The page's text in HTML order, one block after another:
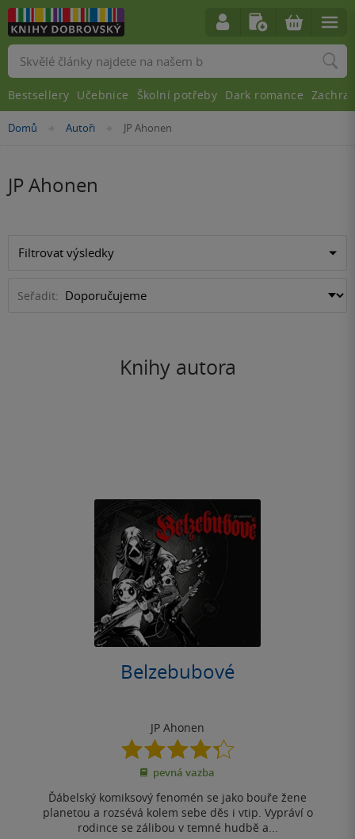
Nacházíte
Domů »Autoři »JP Ahonen
JP Ahonen
Filtrovat výsledky
Seřadit:
Knihy autora
Belzebubové
JP Ahonen
4.3
z
5
pevná vazba
Ďábelský komiksový fenomén se jako bouře žene
planetou a rozsévá kolem sebe děs i vtip. Vypráví o
rodince se zálibou v temné hudbě a...
Vyhledávání
Bestsellery Učebnice Školní potřeby Dark romance